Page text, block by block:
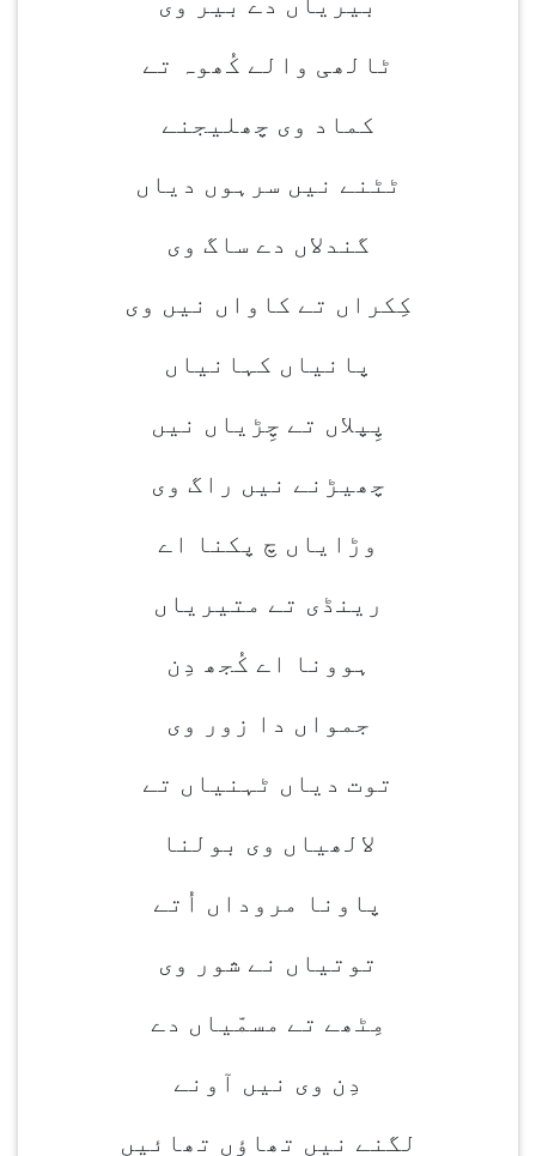
ٹالھی والے کُھوہ تے
کماد وی چھلیجنے
ٹٹنے نیں سرہوں دیاں
گندلاں دے ساگ وی
کِکراں تے کاواں نیں وی
پانیاں کہانیاں
پِپلاں تے چِڑیاں نیں
چھیڑنے نیں راگ وی
وڑایاں چ پکنا اے
رینڈی تے متیریاں
ہوونا اے کُجھ دِن
جمواں دا زور وی
توت دیاں ٹہنیاں تے
لالھیاں وی بولنا
پاونا مروداں اُتے
توتیاں نے شور وی
مِٹھے تے مسمّیاں دے
دِن وی نیں آونے
لگنے نیں تھاؤں تھائیں